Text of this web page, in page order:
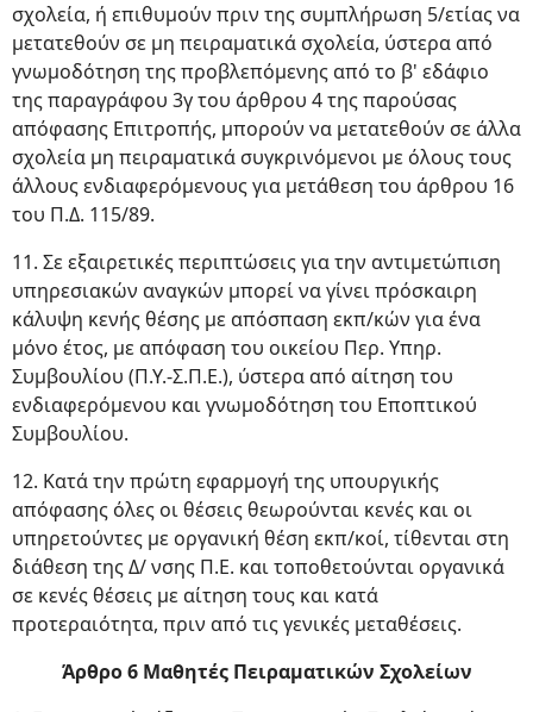
σχολεία, ή επιθυμούν πριν της συμπλήρωση 5/ετίας να
μετατεθούν σε μη πειραματικά σχολεία, ύστερα από
γνωμοδότηση της προβλεπόμενης από το β' εδάφιο
της παραγράφου 3γ του άρθρου 4 της παρούσας
απόφασης Επιτροπής, μπορούν να μετατεθούν σε άλλα
σχολεία μη πειραματικά συγκρινόμενοι με όλους τους
άλλους ενδιαφερόμενους για μετάθεση του άρθρου 16
του Π.Δ. 115/89.
11. Σε εξαιρετικές περιπτώσεις για την αντιμετώπιση
υπηρεσιακών αναγκών μπορεί να γίνει πρόσκαιρη
κάλυψη κενής θέσης με απόσπαση εκπ/κών για ένα
μόνο έτος, με απόφαση του οικείου Περ. Υπηρ.
Συμβουλίου (Π.Υ.-Σ.Π.Ε.), ύστερα από αίτηση του
ενδιαφερόμενου και γνωμοδότηση του Εποπτικού
Συμβουλίου.
12. Κατά την πρώτη εφαρμογή της υπουργικής
απόφασης όλες οι θέσεις θεωρούνται κενές και οι
υπηρετούντες με οργανική θέση εκπ/κοί, τίθενται στη
διάθεση της Δ/ νσης Π.Ε. και τοποθετούνται οργανικά
σε κενές θέσεις με αίτηση τους και κατά
προτεραιότητα, πριν από τις γενικές μεταθέσεις.
Άρθρο 6 Μαθητές Πειραματικών Σχολείων